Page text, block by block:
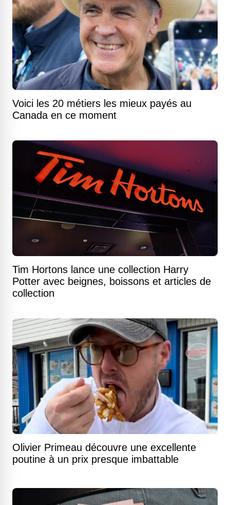
Voici les 20 métiers les mieux payés au
Canada en ce moment
Tim Hortons lance une collection Harry
Potter avec beignes, boissons et articles de
collection
Olivier Primeau découvre une excellente
poutine à un prix presque imbattable